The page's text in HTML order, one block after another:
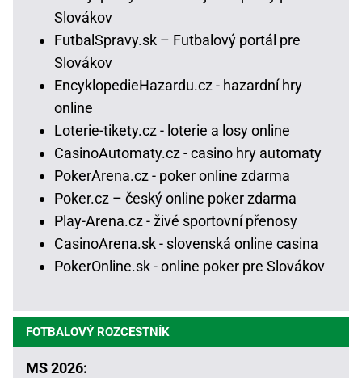
Slovákov
FutbalSpravy.sk – Futbalový portál pre
Slovákov
EncyklopedieHazardu.cz - hazardní hry
online
Loterie-tikety.cz - loterie a losy online
CasinoAutomaty.cz - casino hry automaty
PokerArena.cz - poker online zdarma
Poker.cz – český online poker zdarma
Play-Arena.cz - živé sportovní přenosy
CasinoArena.sk - slovenská online casina
PokerOnline.sk - online poker pre Slovákov
FOTBALOVÝ ROZCESTNÍK
MS 2026: